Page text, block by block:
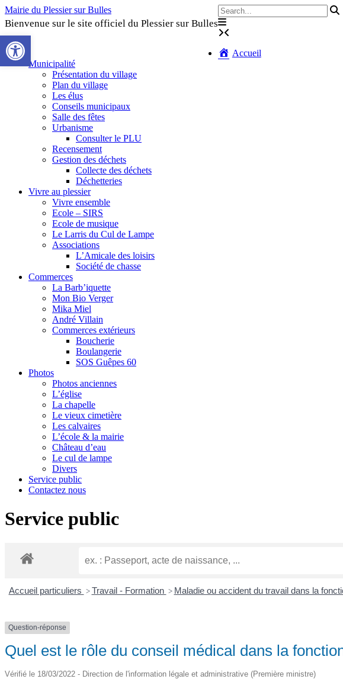
Skip
to
Mairie du Plessier sur Bulles
Bienvenue sur le site officiel du Plessier sur Bulles
Accueil
Municipalité
Présentation du village
Plan du village
Les élus
Conseils municipaux
Salle des fêtes
Urbanisme
Consulter le PLU
Recensement
Gestion des déchets
Collecte des déchets
Déchetteries
Vivre au plessier
Vivre ensemble
Ecole – SIRS
Ecole de musique
Le Larris du Cul de Lampe
Associations
L’Amicale des loisirs
Société de chasse
Commerces
La Barb’iquette
Mon Bio Verger
Mika Miel
André Villain
Commerces extérieurs
Boucherie
Boulangerie
SOS Guêpes 60
Photos
Photos anciennes
L’église
La chapelle
Le vieux cimetière
Les calvaires
L’école & la mairie
Château d’eau
Le cul de lampe
Divers
Service public
Contactez nous
Service public
Accueil particuliers > Travail - Formation > Maladie ou accident du travail dans la
Question-réponse
Quel est le rôle du conseil médical dans la
Vérifié le 18/03/2022 - Direction de l'information légale et administrative (Première ministre)
Ouvrir la barre d’outils